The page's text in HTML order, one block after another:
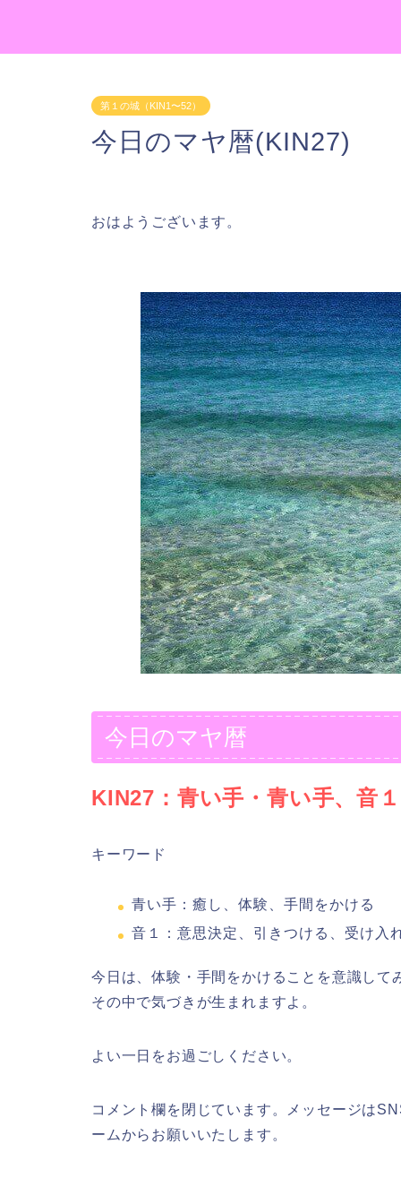
第１の城（KIN1〜52）
今日のマヤ暦(KIN27)
おはようございます。
今日のマヤ暦
KIN27：青い手・青い手、音１
キーワード
青い手：癒し、体験、手間をかける
音１：意思決定、引きつける、受け入
今日は、体験・手間をかけることを意識し
その中で気づきが生まれますよ。
よい一日をお過ごしください。
コメント欄を閉じています。メッセージは
ームからお願いいたします。